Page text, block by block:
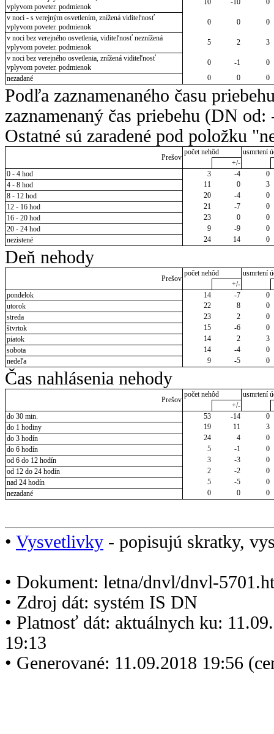
vplyvom poveter. podmienok
v noci - s verejným osvetlením, znížená viditeľnosť
vplyvom poveter. podmienok
0 0
0
v noci bez verejného osvetlenia, viditeľnosť neznížená
vplyvom poveter. podmienok
5 2
3
v noci bez verejného osvetlenia, znížená viditeľnosť
vplyvom poveter. podmienok
0 -1
0
nezadané
0 0 0
Podľa zaznamenaného času
zaznamenaný čas priebehu (DN
Ostatné sú zaradené pod položku
Prešov
počet nehôd
usmrtení
+/-
0 - 4 hod
3 -4
0
4 - 8 hod
11 0
3
8 - 12 hod
20 -4
0
12 - 16 hod
21 -7
0
16 - 20 hod
23 0
0
20 - 24 hod
9 -9
0
nezistené
24 14 0
Deň nehody
Prešov
počet nehôd
usmrtení
+/-
pondelok
14 -7
0
utorok
22 8
0
streda
23 2
0
štvrtok
15 -6
0
piatok
14 2
3
sobota
14 -4
0
nedeľa
9 -5 0
Čas nahlásenia nehody
Prešov
počet nehôd
usmrtení
+/-
do 30 min.
53 -14
0
do 1 hodiny
19 11
3
do 3 hodín
24 4
0
do 6 hodín
5 -1
0
od 6 do 12 hodín
3 -3
0
od 12 do 24 hodín
2 -2
0
nad 24 hodín
5 -5
0
nezadané
0 0 0
• Vysvetlivky - popisujú skratky,
• Dokument: letna/dnvl/dnvl-
• Zdroj dát: systém IS DN
• Platnosť dát: aktuálnych ku:
19:13
• Generované: 11.09.2018 19:56